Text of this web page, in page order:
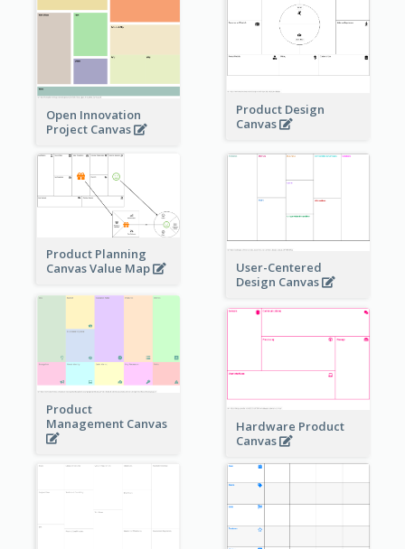
Open Innovation
Project Canvas
Product Design
Canvas
Product Planning
Canvas Value Map
User-Centered
Design Canvas
Product
Management Canvas
Hardware Product
Canvas